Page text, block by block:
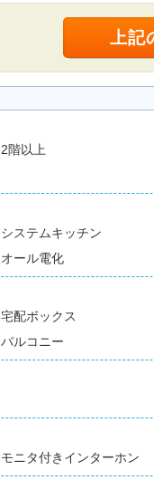
2階以上
システムキッチン
オール電化
宅配ボックス
バルコニー
モニタ付きインターホン